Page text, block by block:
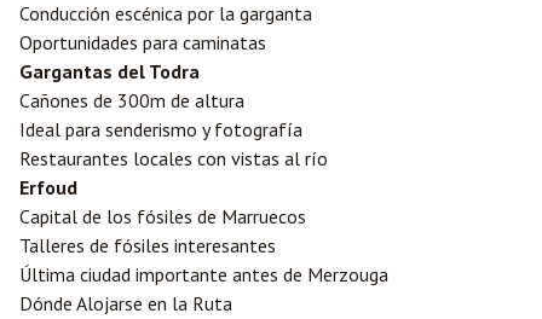
Conducción escénica por la garganta
Oportunidades para caminatas
Gargantas del Todra
Cañones de 300m de altura
Ideal para senderismo y fotografía
Restaurantes locales con vistas al río
Erfoud
Capital de los fósiles de Marruecos
Talleres de fósiles interesantes
Última ciudad importante antes de Merzouga
Dónde Alojarse en la Ruta